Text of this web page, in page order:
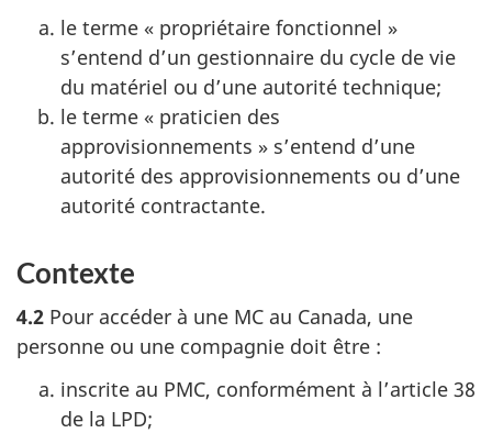
le terme « propriétaire fonctionnel »
s’entend d’un gestionnaire du cycle de vie
du matériel ou d’une autorité technique;
le terme « praticien des
approvisionnements » s’entend d’une
autorité des approvisionnements ou d’une
autorité contractante.
Contexte
4.2 Pour accéder à une MC au Canada, une
personne ou une compagnie doit être :
inscrite au PMC, conformément à l’article 38
de la LPD;